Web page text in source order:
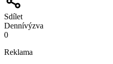
Sdílet
Dennívýzva
0
Reklama